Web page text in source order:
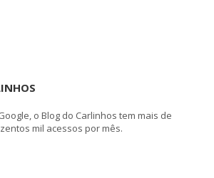
o Blog do Carlinhos tem mais de
mil acessos por mês.